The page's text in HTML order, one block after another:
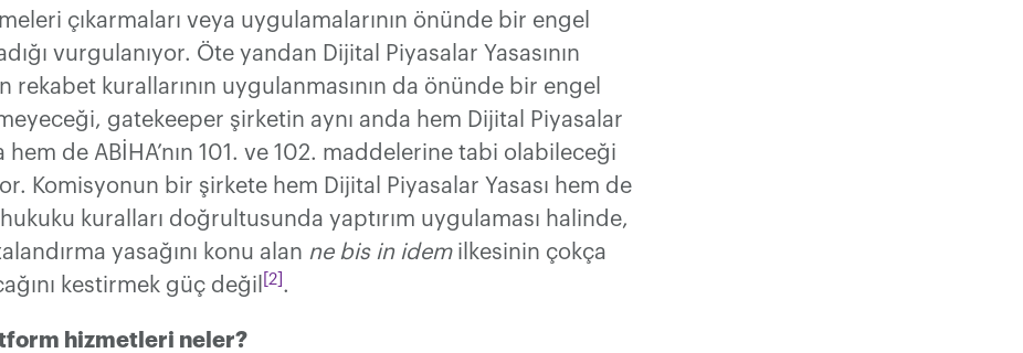
çıkarmaları veya uygulamalarının önünde bir engel
vurgulanıyor. Öte yandan Dijital Piyasalar Yasasının
rekabet kurallarının uygulanmasının da önünde bir engel
gatekeeper şirketin aynı anda hem Dijital Piyasalar
hem de ABİHA’nın 101. ve 102. maddelerine tabi olabileceği
Komisyonun bir şirkete hem Dijital Piyasalar Yasası hem de
kuralları doğrultusunda yaptırım uygulaması halinde,
yasağını konu alan ne bis in idemilkesinin çokça
kestirmek güç değil
[2] .
hizmetleri neler?